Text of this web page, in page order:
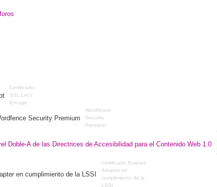
Certificado
SSL Let's
Encrypt
Wordfence
Security
Premium
Certificado Busines
Adapter en
cumplimiento de la
LSSI